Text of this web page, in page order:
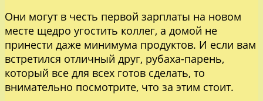
Они могут в честь первой зарплаты на новом
месте щедро угостить коллег, а домой не
принести даже минимума продуктов. И если вам
встретился отличный друг, рубаха-парень,
который все для всех готов сделать, то
внимательно посмотрите, что за этим стоит.